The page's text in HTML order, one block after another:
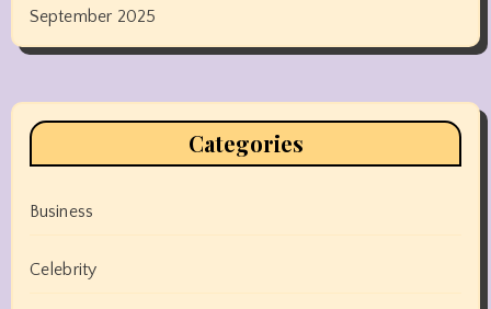
September 2025
Categories
Business
Celebrity